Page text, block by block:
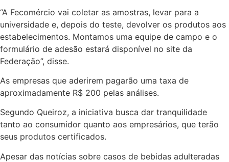
“A Fecomércio vai coletar as amostras, levar para a
universidade e, depois do teste, devolver os produtos aos
estabelecimentos. Montamos uma equipe de campo e o
formulário de adesão estará disponível no site da
Federação”, disse.
As empresas que aderirem pagarão uma taxa de
aproximadamente R$ 200 pelas análises.
Segundo Queiroz, a iniciativa busca dar tranquilidade
tanto ao consumidor quanto aos empresários, que terão
seus produtos certificados.
Apesar das notícias sobre casos de bebidas adulteradas